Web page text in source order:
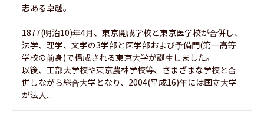
志ある卓越。
1877(明治10)年4月、東京開成学校と東京医学校が合併し、
法学、理学、文学の3学部と医学部および予備門(第一高等
学校の前身)で構成される東京大学が誕生しました。
以後、工部大学校や東京農林学校等、さまざまな学校と合
併しながら総合大学となり、2004(平成16)年には国立大学
が法人...